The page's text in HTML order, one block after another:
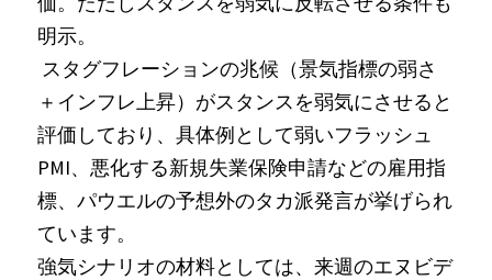
明示。
＋インフレ上昇）がスタンスを弱気にさせると
評価しており、具体例として弱いフラッシュ
PMI、悪化する新規失業保険申請などの雇用指
標、パウエルの予想外のタカ派発言が挙げられ
ています。
強気シナリオの材料としては、来週のエヌビデ